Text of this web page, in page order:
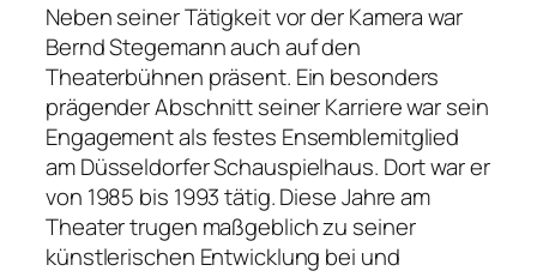
Neben seiner Tätigkeit vor der Kamera war
Bernd Stegemann auch auf den
Theaterbühnen präsent. Ein besonders
prägender Abschnitt seiner Karriere war sein
Engagement als festes Ensemblemitglied
am Düsseldorfer Schauspielhaus. Dort war er
von 1985 bis 1993 tätig. Diese Jahre am
Theater trugen maßgeblich zu seiner
künstlerischen Entwicklung bei und